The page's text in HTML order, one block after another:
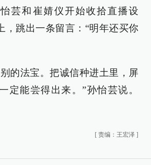
芸和崔婧仪开始收拾直播设
，跳出一条留言：“明年还买你
的法宝。把诚信种进土里，屏
定能尝得出来。”孙怡芸说。
[ 责编：王宏泽 ]